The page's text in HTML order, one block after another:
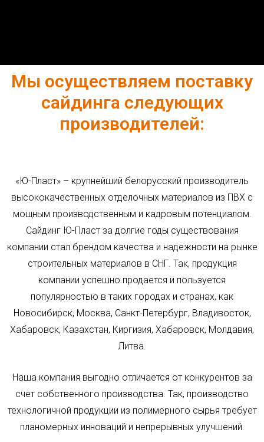
Мы осуществляем поставку
сайдинга следующих
производителей:
«Ю-Пласт» – крупнейший белорусский производитель
высококачественных отделочных материалов из ПВХ с
мощным производственным и кадровым потенциалом.
Сайдинг Ю-Пласт за долгие годы существования
компании стал брендом качества и надежности на рынке
строительных материалов в СНГ. Так, продукция
компании успешно продается и пользуется
популярностью в таких городах и странах, как
Новосибирск, Москва, Санкт-Петербург, Владивосток,
Хабаровск, Казахстан, Киргизия, Хабаровск, Молдавия,
Литва.
Наша компания выгодно отличается от конкурентов за
счет собственного производства. Так, производство
технологичной продукции из полимерного сырья требует
планомерных инноваций и непрерывных улучшений.